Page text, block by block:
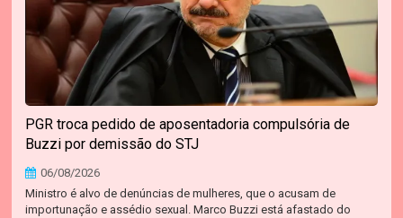
PGR troca pedido de aposentadoria compulsória de
Buzzi por demissão do STJ
06/08/2026
Ministro é alvo de denúncias de mulheres, que o acusam de
importunação e assédio sexual. Marco Buzzi está afastado do